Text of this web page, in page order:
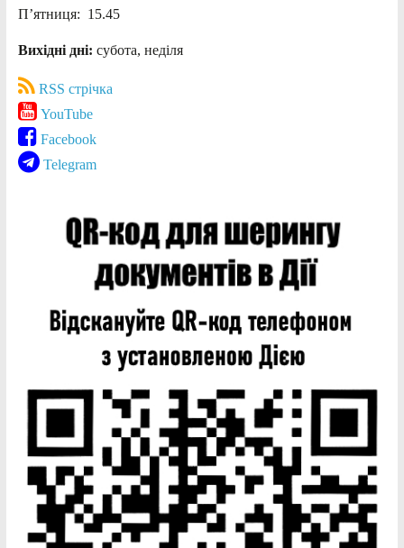
П’ятниця: 15.45
Вихідні дні: субота, неділя
RSS стрічка
YouTube
Facebook
Telegram